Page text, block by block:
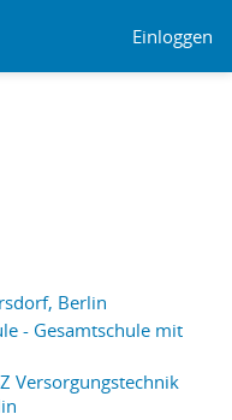
Einloggen
Berlin
- Gesamtschule mit
Versorgungstechnik